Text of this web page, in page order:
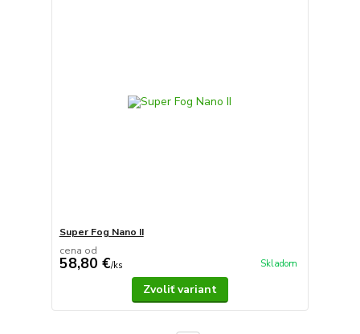
Super Fog Nano II
cena od
58,80 €/ks Skladom
Zvoliť variant